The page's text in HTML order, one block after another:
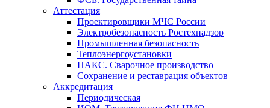
Аттестация
Проектировщики МЧС России
Электробезопасность Ростехнадзор
Промышленная безопасность
Теплоэнергоустановки
НАКС. Сварочное производство
Сохранение и реставрация объектов
Аккредитация
Периодическая